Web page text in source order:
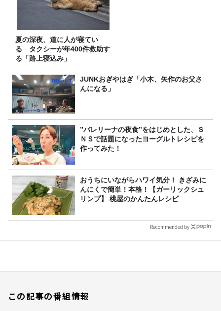
夏の深夜、道に人が寝てい
る タクシーが年400件救助す
る「路上寝込み」
JUNKおぎやはぎ「小木、矢作のお父さ
んになる」
”バレリーナの夜食”をはじめとした、Ｓ
ＮＳで話題になったヨーグルトレシピを
作ってみた！
おうちにいながらハワイ気分！ きざみに
んにくで簡単！本格！【ガーリックシュ
リンプ】 桃屋のかんたんレシピ
Recommended by
この記事の番組情報